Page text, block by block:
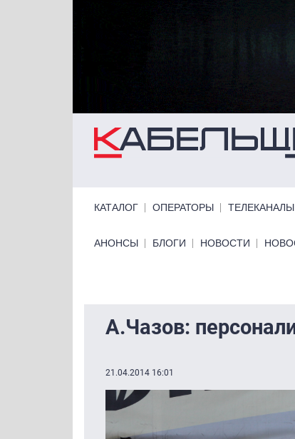
Перейти к основному содержанию
КАТАЛОГ ОПЕРАТОРЫ ТЕЛЕКАНАЛЫ
Primary links bottom
АНОНСЫ БЛОГИ НОВОСТИ
А.Чазов:
21.04.2014 16:01